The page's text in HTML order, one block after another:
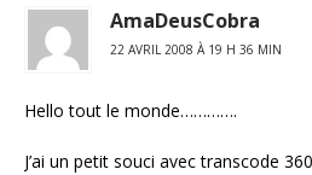
AmaDeusCobra
22 AVRIL 2008 À 19 H 36 MIN
Hello tout le monde………….
J’ai un petit souci avec transcode